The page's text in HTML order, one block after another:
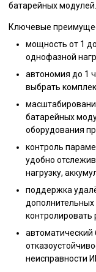
батарейных модулей.
Ключевые
мощность от 1
однофазной
автономия до 1
выбрать
батарейных
оборудования
контроль
удобно
нагрузку,
поддержка
контролировать
автоматический
неисправности